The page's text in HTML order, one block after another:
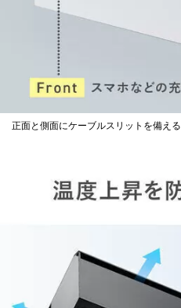
正面と側面にケーブルスリットを備える